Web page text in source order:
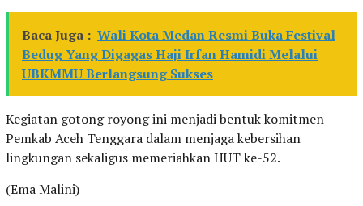
Baca Juga : Wali Kota Medan Resmi Buka Festival
Bedug Yang Digagas Haji Irfan Hamidi Melalui
UBKMMU Berlangsung Sukses
Kegiatan gotong royong ini menjadi bentuk komitmen
Pemkab Aceh Tenggara dalam menjaga kebersihan
lingkungan sekaligus memeriahkan HUT ke-52.
(Ema Malini)